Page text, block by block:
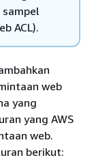
ACL).
web
yang
yang AWS
web.
berikut: